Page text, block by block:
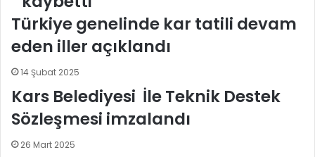
kaybetti
Türkiye genelinde kar tatili devam
eden iller açıklandı
14 Şubat 2025
Kars Belediyesi İle Teknik Destek
Sözleşmesi imzalandı
26 Mart 2025